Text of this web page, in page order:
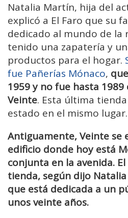
Natalia Martín, hija del
explicó a El Faro que su
dedicado al mundo de la
tenido una zapatería y
productos para el hogar.
fue Pañerías Mónaco,
1959 y no fue hasta
Veinte. Esta última
estado en el mismo lugar.
Antiguamente, Veinte se
edificio donde hoy está
conjunta en la avenida.
tienda, según dijo
que está dedicada a un
unos veinte años.